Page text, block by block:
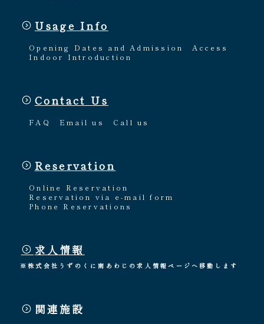
Usage Info
Opening Dates and Admission
Access
Indoor Introduction
Contact Us
FAQ Email us Call us
Reservation
Online Reservation
Reservation via e-mail form
Phone Reservations
求人情報
※株式会社うずのくに南あわじの求人情報ページへ移動します
関連施設